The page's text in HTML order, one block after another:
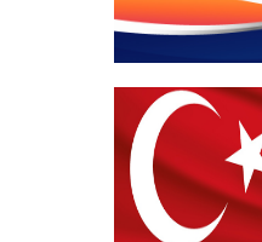
Hayırlı Bayramlar